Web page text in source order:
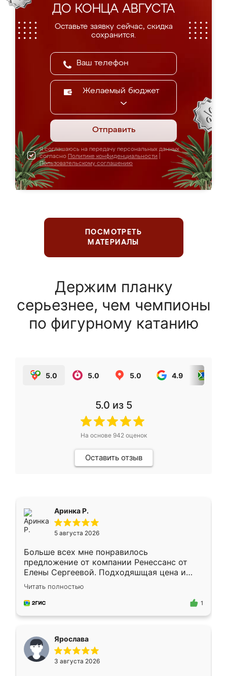
ДО КОНЦА АВГУСТА
Оставьте заявку сейчас, скидка
сохранится.
Желаемый бюджет
Отправить
Я соглашаюсь на передачу персональных данных
согласно Политике конфиденциальности
Пользовательскому соглашению
ПОСМОТРЕТЬ
МАТЕРИАЛЫ
Держим планку
серьезнее, чем чемпионы
по фигурному катанию
5.0 5.0 5.0 4.9
5.0 из 5
На основе 942оценок
Оставить отзыв
Аринка Р.
5 августа 2026
Больше всех мне понравилось
предложение от компании Ренессанс от
Елены Сергеевой. Подходяшщая цена и
короткие сроки изготовления. Приехавший
для замера сотрудник Владислав
предложил по моему эскизу самый
Читать полностью
1
Ярослава
3 августа 2026